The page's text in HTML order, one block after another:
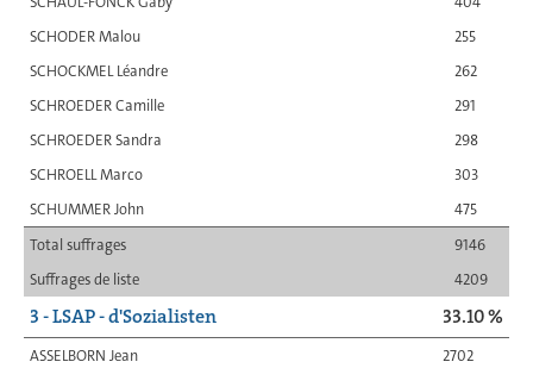
SCHODER Malou
255
SCHOCKMEL Léandre
262
SCHROEDER Camille
291
SCHROEDER Sandra
298
SCHROELL Marco
303
SCHUMMER John
475
Total suffrages
9146
Suffrages de liste
4209
3 - LSAP - d'Sozialisten 33.10 %
ASSELBORN Jean
2702